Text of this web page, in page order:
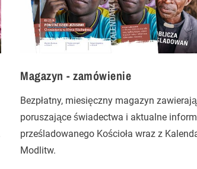
Magazyn - zamówienie
Bezpłatny, miesięczny magazyn
poruszające świadectwa i aktualne
prześladowanego Kościoła wraz z
Modlitw.